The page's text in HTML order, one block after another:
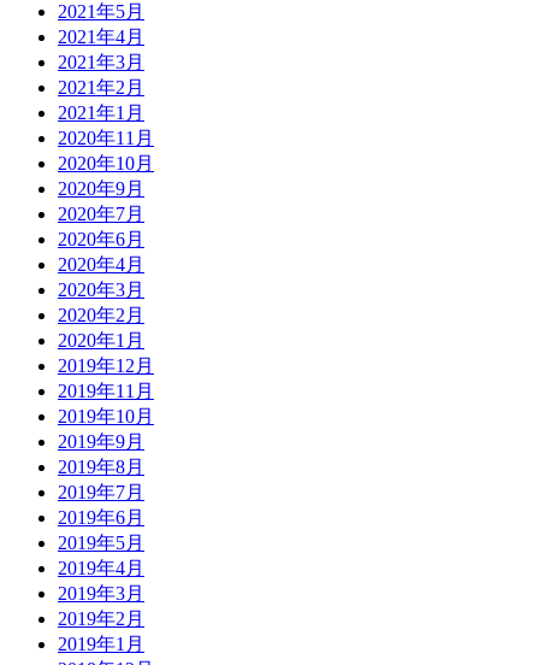
2021年5月
2021年4月
2021年3月
2021年2月
2021年1月
2020年11月
2020年10月
2020年9月
2020年7月
2020年6月
2020年4月
2020年3月
2020年2月
2020年1月
2019年12月
2019年11月
2019年10月
2019年9月
2019年8月
2019年7月
2019年6月
2019年5月
2019年4月
2019年3月
2019年2月
2019年1月